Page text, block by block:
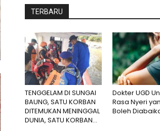
TERBARU
TENGGELAM DI SUNGAI
BAUNG, SATU KORBAN
DITEMUKAN MENINGGAL
DUNIA, SATU KORBAN...
Dokter UGD
Rasa Nyeri
Boleh